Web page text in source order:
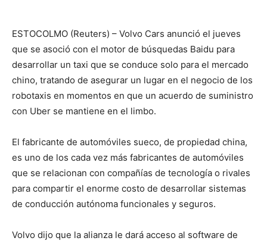
ESTOCOLMO (Reuters) – Volvo Cars anunció el jueves
que se asoció con el motor de búsquedas Baidu para
desarrollar un taxi que se conduce solo para el mercado
chino, tratando de asegurar un lugar en el negocio de los
robotaxis en momentos en que un acuerdo de suministro
con Uber se mantiene en el limbo.
El fabricante de automóviles sueco, de propiedad china,
es uno de los cada vez más fabricantes de automóviles
que se relacionan con compañías de tecnología o rivales
para compartir el enorme costo de desarrollar sistemas
de conducción autónoma funcionales y seguros.
Volvo dijo que la alianza le dará acceso al software de